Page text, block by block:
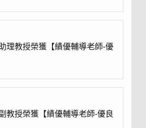
理教授榮獲【績優輔導老師-優
教授榮獲【績優輔導老師-優良